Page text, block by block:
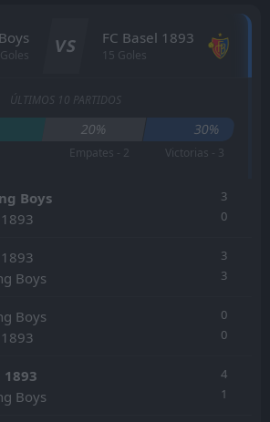
VS FC Basel 1893
15 Goles
ÚLTIMOS 10 PARTIDOS
20% 30%
Empates - 2 Victorias - 3
Boys
3
0
Boys
3
3
Boys
0
0
1893
Boys
4
1